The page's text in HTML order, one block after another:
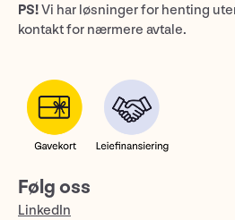
PS!Vi har løsninger for henting
kontakt for nærmere avtale.
Følg oss
LinkedIn